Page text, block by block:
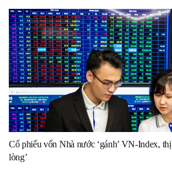
Cổ phiếu vốn Nhà nước ‘gánh’ VN-Index,
lòng’